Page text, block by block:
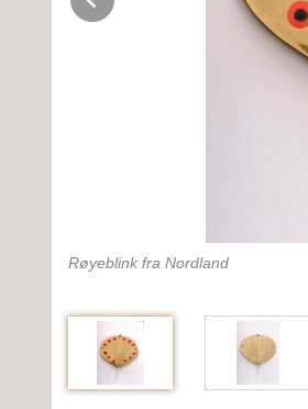
Røyeblink fra Nordland